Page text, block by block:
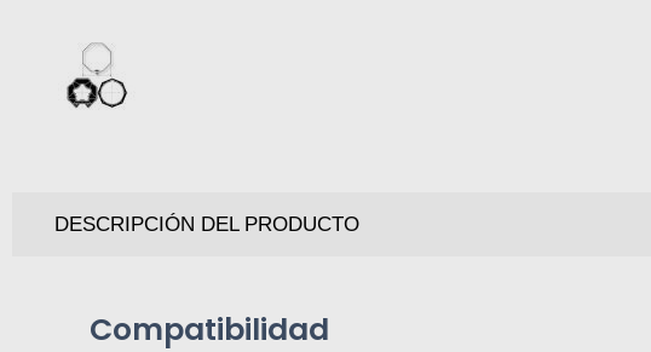
DESCRIPCIÓN DEL PRODUCTO
Compatibilidad